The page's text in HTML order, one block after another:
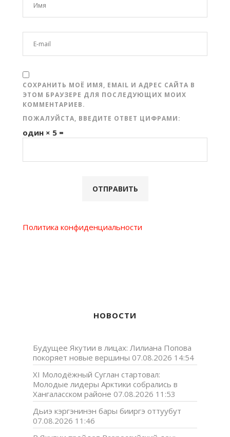
СОХРАНИТЬ МОЁ ИМЯ, EMAIL И АДРЕС САЙТА В
ЭТОМ БРАУЗЕРЕ ДЛЯ ПОСЛЕДУЮЩИХ МОИХ
КОММЕНТАРИЕВ.
ПОЖАЛУЙСТА, ВВЕДИТЕ ОТВЕТ ЦИФРАМИ:
один × 5 =
Политика конфиденциальности
НОВОСТИ
Будущее Якутии в лицах: Лилиана Попова
покоряет новые вершины 07.08.2026 14:54
XI Молодёжный Суглан стартовал:
Молодые лидеры Арктики собрались в
Хангаласском районе 07.08.2026 11:53
Дьиэ кэргэнинэн бары бииргэ оттуубут
07.08.2026 11:46